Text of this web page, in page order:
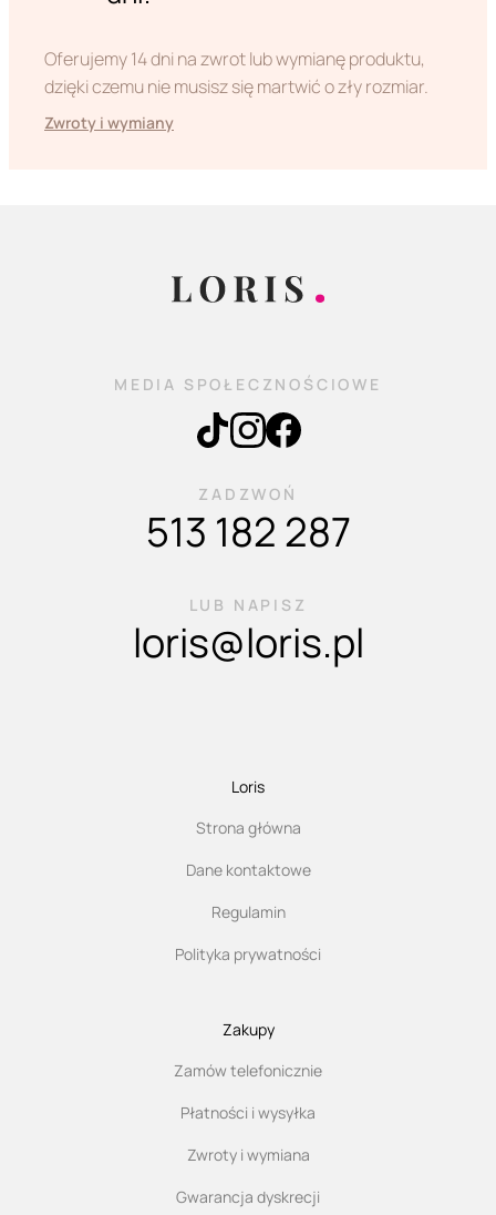
Oferujemy 14 dni na zwrot lub wymianę produktu,
dzięki czemu nie musisz się martwić o zły rozmiar.
Zwroty i wymiany
MEDIA SPOŁECZNOŚCIOWE
ZADZWOŃ
513 182 287
LUB NAPISZ
loris@loris.pl
Loris
Strona główna
Dane kontaktowe
Regulamin
Polityka prywatności
Zakupy
Zamów telefonicznie
Płatności i wysyłka
Zwroty i wymiana
Gwarancja dyskrecji